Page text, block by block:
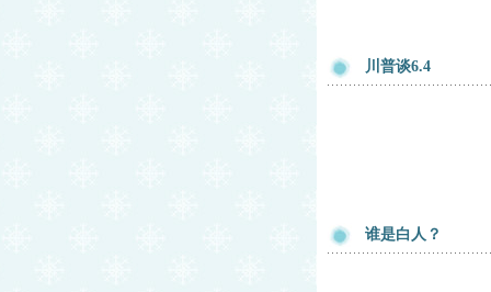
川普谈6.4
谁是白人？